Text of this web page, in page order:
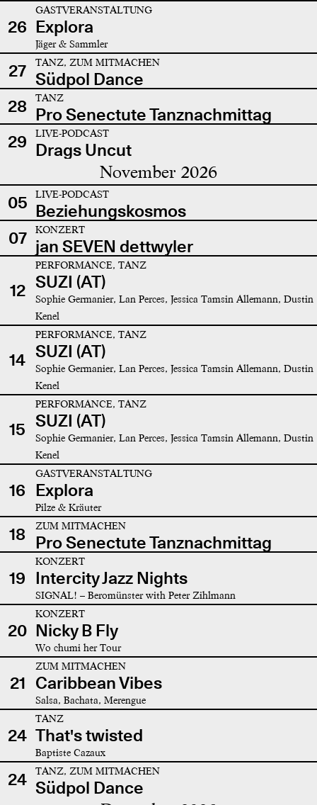
26
GASTVERANSTALTUNG
Explora
Jäger & Sammler
27 TANZ, ZUM MITMACHEN
Südpol Dance
28
TANZ
Pro Senectute Tanznachmittag
29
LIVE-PODCAST
Drags Uncut
November 2026
05 LIVE-PODCAST
Beziehungskosmos
07
KONZERT
jan SEVEN dettwyler
12
PERFORMANCE, TANZ
SUZI (AT)
Sophie Germanier, Lan Perces, Jessica Tamsin Allemann, Dustin
Kenel
14
PERFORMANCE, TANZ
SUZI (AT)
Sophie Germanier, Lan Perces, Jessica Tamsin Allemann, Dustin
Kenel
15
PERFORMANCE, TANZ
SUZI (AT)
Sophie Germanier, Lan Perces, Jessica Tamsin Allemann, Dustin
Kenel
16
GASTVERANSTALTUNG
Explora
Pilze & Kräuter
18 ZUM MITMACHEN
Pro Senectute Tanznachmittag
19
KONZERT
Intercity Jazz Nights
SIGNAL! – Beromünster with Peter Zihlmann
20
KONZERT
Nicky B Fly
Wo chumi her Tour
21
ZUM MITMACHEN
Caribbean Vibes
Salsa, Bachata, Merengue
24
TANZ
That's twisted
Baptiste Cazaux
24 TANZ, ZUM MITMACHEN
Südpol Dance